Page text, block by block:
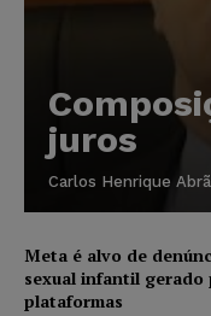
juros
Carlos Henrique
Meta é alvo de
sexual infantil gerado
plataformas